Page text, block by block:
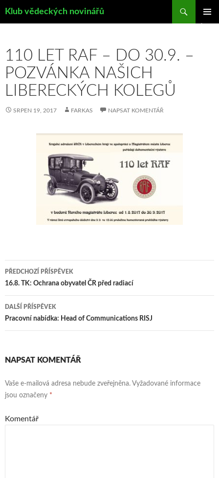
Klub vědeckých novinářů
WEBU
110 LET RAF – DO 30.9. –
POZVÁNKA NAŠICH
LIBERECKÝCH KOLEGŮ
SRPEN 19, 2017 FARKAS NAPSAT KOMENTÁŘ
Navigace
pro
příspěvky
PŘEDCHOZÍ PŘÍSPĚVEK
16.8. TK: Ochrana obyvatel ČR před radiací
DALŠÍ PŘÍSPĚVEK
Pracovní nabídka: Head of Communications RISJ
NAPSAT KOMENTÁŘ
Vaše e-mailová adresa nebude zveřejněna. Vyžadované informace
jsou označeny *
Komentář